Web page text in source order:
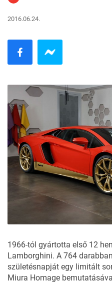
2016.06.24.
1966-tól gyártotta első 12
Lamborghini. A 764
születésnapját egy limitált
Miura Homage